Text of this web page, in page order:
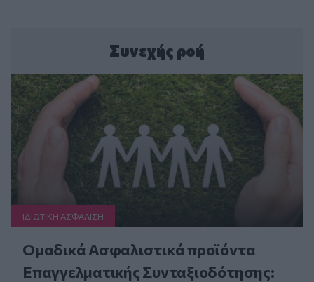
Συνεχής ροή
ΙΔΙΩΤΙΚΗ ΑΣΦAΛΙΣΗ
Ομαδικά Ασφαλιστικά προϊόντα
Επαγγελματικής Συνταξιοδότησης: